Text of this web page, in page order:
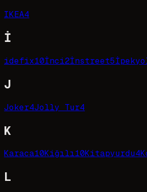
IKEA4
İ
idefix10İnci2İnstreet5
J
Joker4Jolly Tur4
K
Karaca10Kiğılı10Kitapyurdu4
L